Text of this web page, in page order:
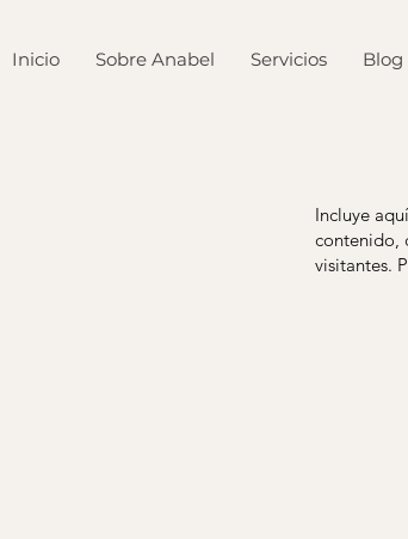
Inicio Sobre Anabel Servicios Blog
Incluye
contenido,
visitantes.